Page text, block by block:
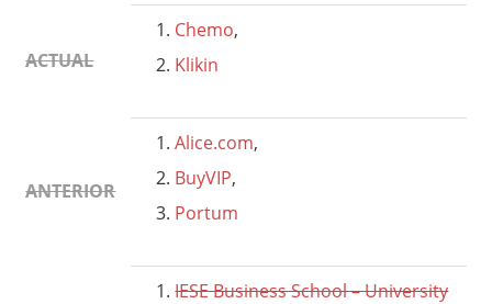
ACTUAL
Chemo,
Klikin
ANTERIOR
Alice.com,
BuyVIP,
Portum
IESE Business School – University